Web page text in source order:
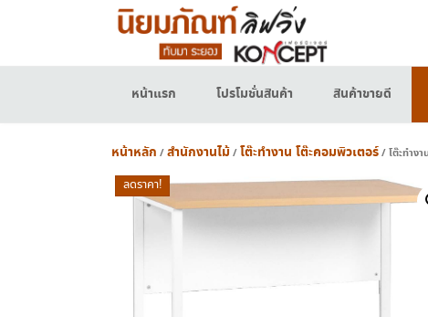
หน้าแรก โปรโมชั่นสินค้า สินค้าขายดี
หน้าหลัก /สำนักงานไม้/โต๊ะทำงาน โต๊ะคอมพิวเตอร์/ โต๊ะทำง
ลดราคา!